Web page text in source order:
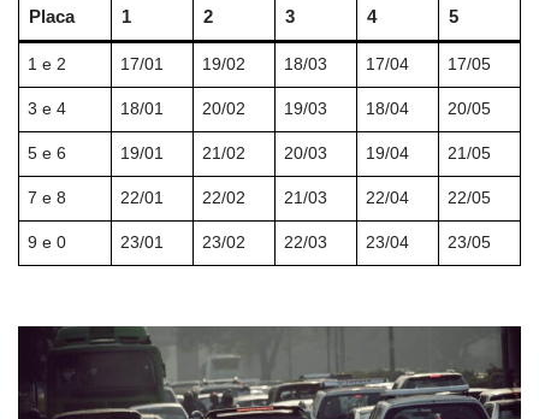
Placa
1
2
3
4
5
1 e 2 17/01 19/02 18/03 17/04 17/05
3 e 4 18/01 20/02 19/03 18/04 20/05
5 e 6 19/01 21/02 20/03 19/04 21/05
7 e 8 22/01 22/02 21/03 22/04 22/05
9 e 0 23/01 23/02 22/03 23/04 23/05